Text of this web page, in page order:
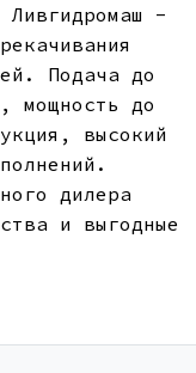
-
Подача до
мощность до
высокий
дилера
и выгодные